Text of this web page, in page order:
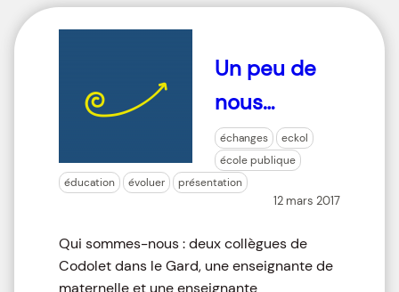
h
Un peu de
nous…
échanges
eckol
école publique
éducation
évoluer présentation
12 mars 2017
Qui sommes-nous : deux collègues de
Codolet dans le Gard, une enseignante de